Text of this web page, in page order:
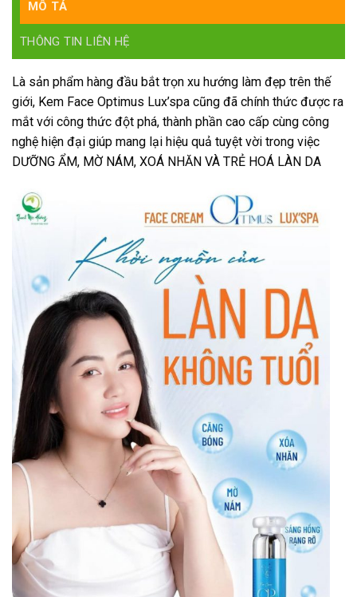
MÔ TẢ
THÔNG TIN LIÊN HỆ
Là sản phẩm hàng đầu bắt trọn xu hướng làm đẹp trên thế
giới, Kem Face Optimus Lux’spa cũng đã chính thức được ra
mắt với công thức đột phá, thành phần cao cấp cùng công
nghệ hiện đại giúp mang lại hiệu quả tuyệt vời trong việc
DƯỠNG ẨM, MỜ NÁM, XOÁ NHĂN VÀ TRẺ HOÁ LÀN DA